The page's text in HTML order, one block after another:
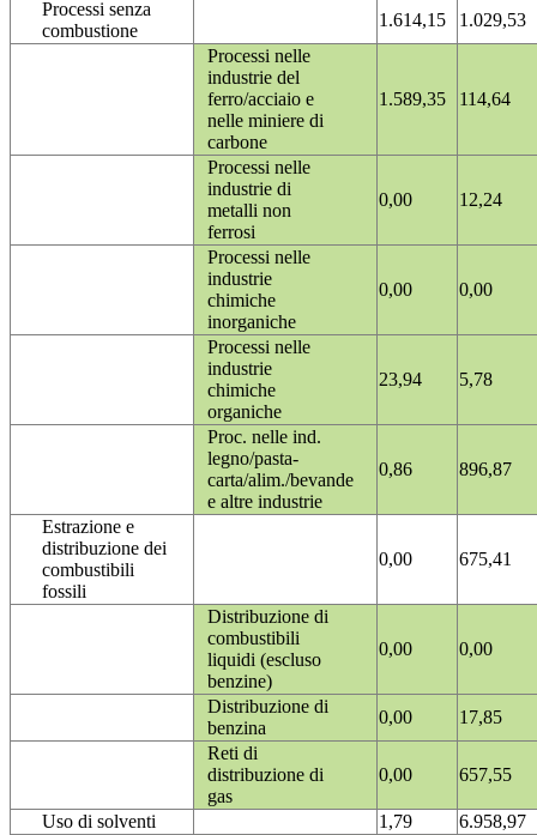
Processi senza
combustione
1.614,15
1.029,53
Processi nelle
industrie del
ferro/acciaio e
nelle miniere di
carbone
1.589,35 114,64
Processi nelle
industrie di
metalli non
ferrosi
0,00 12,24
Processi nelle
industrie
chimiche
inorganiche
0,00 0,00
Processi nelle
industrie
chimiche
organiche
23,94 5,78
Proc. nelle ind.
legno/pasta-
carta/alim./bevande
e altre industrie
0,86 896,87
Estrazione e
distribuzione dei
combustibili
fossili
0,00 675,41
Distribuzione di
combustibili
liquidi (escluso
benzine)
0,00 0,00
Distribuzione di
benzina
0,00
17,85
Reti di
distribuzione di
gas
0,00 657,55
Uso di solventi 1,79
6.958,97